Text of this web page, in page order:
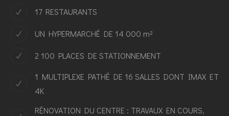
17 RESTAURANTS
UN HYPERMARCHÉ DE 14 000 m²
2 100 PLACES DE STATIONNEMENT
1 MULTIPLEXE PATHÉ DE 16 SALLES DONT IMAX ET
4K
RÉNOVATION DU CENTRE : TRAVAUX EN COURS,